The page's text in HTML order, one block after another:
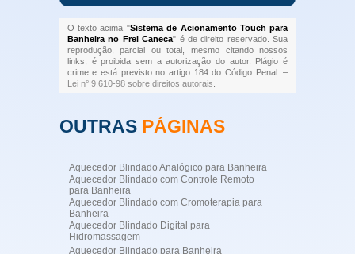
O texto acima "Sistema de Acionamento Touch para
Banheira no Frei Caneca" é de direito reservado. Sua
reprodução, parcial ou total, mesmo citando nossos
links, é proibida sem a autorização do autor. Plágio é
crime e está previsto no artigo 184 do Código Penal. –
Lei n° 9.610-98 sobre direitos autorais
OUTRAS PÁGINAS
Aquecedor Blindado Analógico para Banheira
Aquecedor Blindado com Controle Remoto
para Banheira
Aquecedor Blindado com Cromoterapia para
Banheira
Aquecedor Blindado Digital para
Hidromassagem
Aquecedor Blindado para Banheira